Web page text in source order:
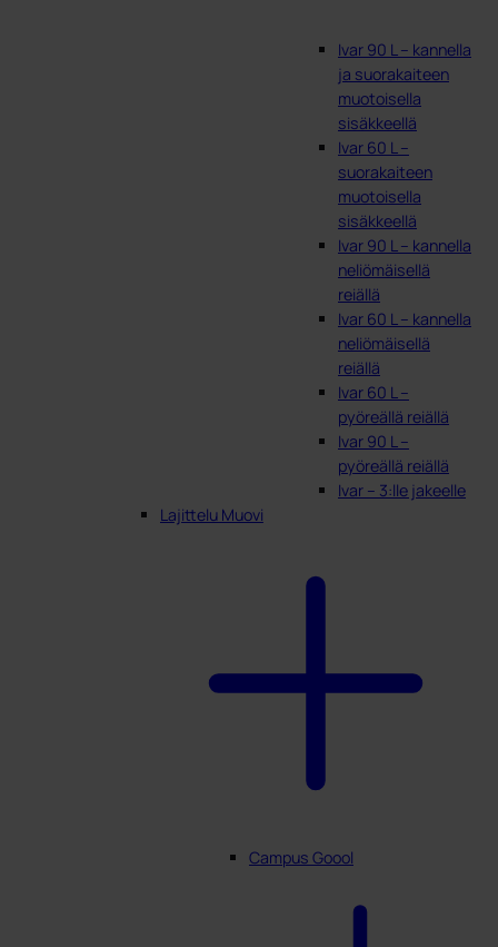
Ivar 90 L – kannella
ja suorakaiteen
muotoisella
sisäkkeellä
Ivar 60 L –
suorakaiteen
muotoisella
sisäkkeellä
Ivar 90 L – kannella
neliömäisellä
reiällä
Ivar 60 L – kannella
neliömäisellä
reiällä
Ivar 60 L –
pyöreällä reiällä
Ivar 90 L –
pyöreällä reiällä
Ivar – 3:lle jakeelle
Lajittelu Muovi
Campus Goool